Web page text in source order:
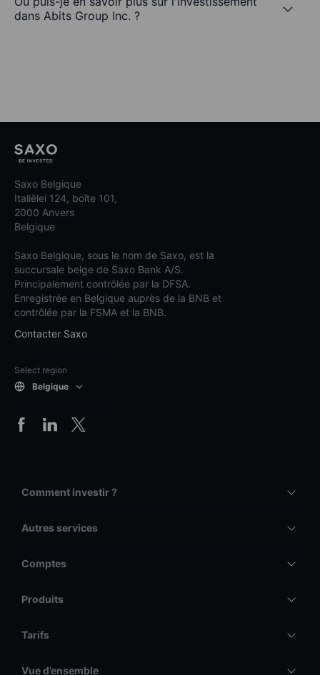
dans Abits Group Inc. ?
Saxo Belgique
Italiëlei 124, boîte 101,
2000 Anvers
Belgique
Saxo Belgique, sous le nom de Saxo, est la
succursale belge de Saxo Bank A/S.
Principalement contrôlée par la DFSA.
Enregistrée en Belgique auprès de la BNB et
contrôlée par la FSMA et la BNB.
Contacter Saxo
Select region
Belgique
Comment investir ?
Autres services
Comptes
Produits
Tarifs
Vue d’ensemble